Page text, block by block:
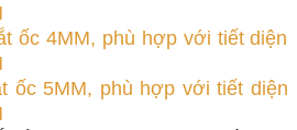
ốc 4MM, phù hợp với tiết diện
ốc 5MM, phù hợp với tiết diện